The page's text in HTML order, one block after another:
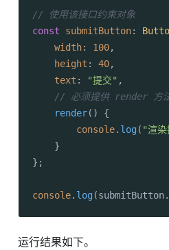
// 使用该接口约束对象
const
submitButton:
width: 100,
height : 40,
text : "提交" ,
// 必须提供 render 方法
render( ) {
console. log( "渲染
}
};
console. log(submitButton.
运行结果如下。